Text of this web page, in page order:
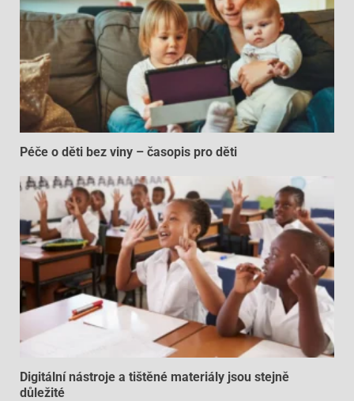
Péče o děti bez viny – časopis pro děti
Digitální nástroje a tištěné materiály jsou stejně
důležité